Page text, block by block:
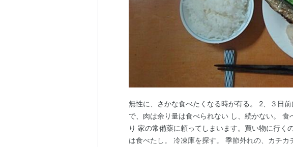
無性に、さかな食べたくなる時が有る。 2、３日
で、肉は余り量は食べられない し、続かない。 食
り 家の常備薬に頼ってしまいます。買い物に行
は食べたし。 冷凍庫を探す。 季節外れの、カチカ